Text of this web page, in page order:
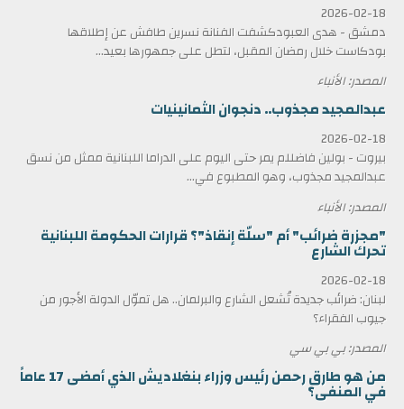
2026-02-18
دمشق - هدى العبودكشفت الفنانة نسرين طافش عن إطلاقها
بودكاست خلال رمضان المقبل، لتطل على جمهورها بعيد...
المصدر: الأنباء
عبدالمجيد مجذوب.. دنجوان الثمانينيات
2026-02-18
بيروت - بولين فاضللم يمر حتى اليوم على الدراما اللبنانية ممثل من نسق
عبدالمجيد مجذوب، وهو المطبوع في...
المصدر: الأنباء
"مجزرة ضرائب" أم "سلّة إنقاذ"؟ قرارات الحكومة اللبنانية
تحرك الشارع
2026-02-18
لبنان: ضرائب جديدة تُشعل الشارع والبرلمان.. هل تموّل الدولة الأجور من
جيوب الفقراء؟
المصدر: بي بي سي
من هو طارق رحمن رئيس وزراء بنغلاديش الذي أمضى 17 عاماً
في المنفى؟